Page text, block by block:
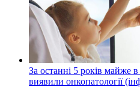
За останні 5 років майже
виявили онкопатології